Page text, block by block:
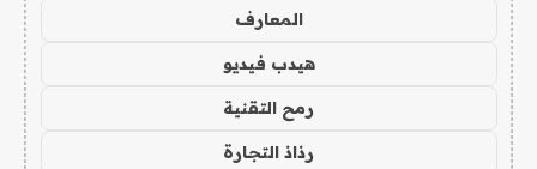
المعارف
هيدب فيديو
رمح التقنية
رذاذ التجارة